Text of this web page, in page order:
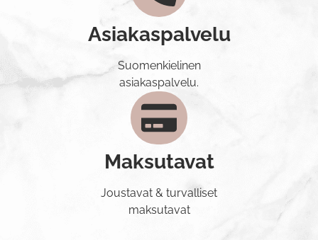
Asiakaspalvelu
Suomenkielinen
asiakaspalvelu.
Maksutavat
Joustavat & turvalliset
maksutavat